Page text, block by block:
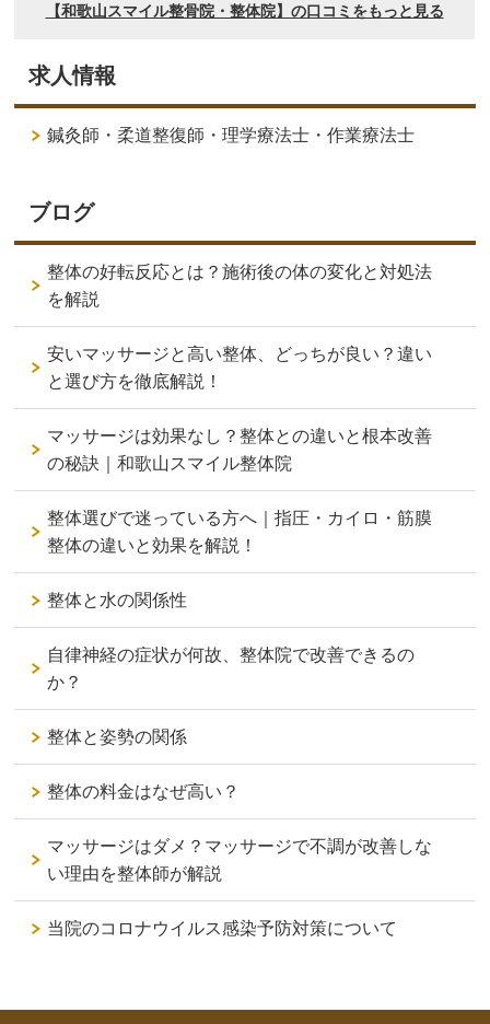
求人情報
鍼灸師・柔道整復師・理学療法士・作業療法士
ブログ
整体の好転反応とは？施術後の体の変化と対処法
を解説
安いマッサージと高い整体、どっちが良い？違い
と選び方を徹底解説！
マッサージは効果なし？整体との違いと根本改善
の秘訣｜和歌山スマイル整体院
整体選びで迷っている方へ｜指圧・カイロ・筋膜
整体の違いと効果を解説！
整体と水の関係性
自律神経の症状が何故、整体院で改善できるの
か？
整体と姿勢の関係
整体の料金はなぜ高い？
マッサージはダメ？マッサージで不調が改善しな
い理由を整体師が解説
当院のコロナウイルス感染予防対策について